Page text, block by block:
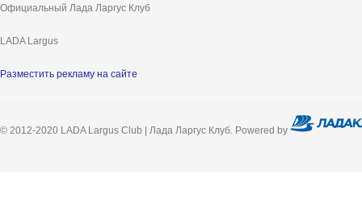
Официальный Лада Ларгус Клуб
LADA Largus
Разместить рекламу на сайте
© 2012-2020 LADA Largus Club | Лада Ларгус Клуб. Powered by